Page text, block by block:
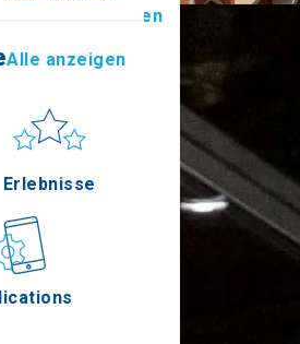
Alle anzeigen
get there
Alle anzeigen
Erlebnisse